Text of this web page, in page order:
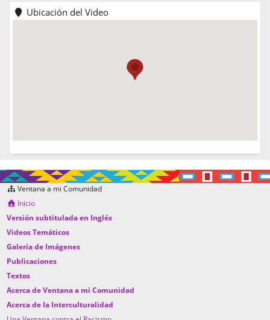
Ubicación del Video
Ventana a mi Comunidad
Inicio
Versión subtitulada en Inglés
Videos Temáticos
Galería de Imágenes
Publicaciones
Textos
Acerca de Ventana a mi Comunidad
Acerca de la Interculturalidad